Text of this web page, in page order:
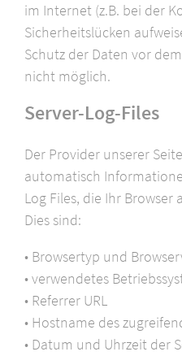
im Internet (z.B. bei der
Sicherheitslücken
Schutz der Daten vor
nicht möglich.
Server-Log-Files
Der Provider unserer
automatisch
Log Files, die Ihr
Dies sind:
• Browsertyp und
• verwendetes
• Referrer URL
• Hostname des
• Datum und Uhrzeit der